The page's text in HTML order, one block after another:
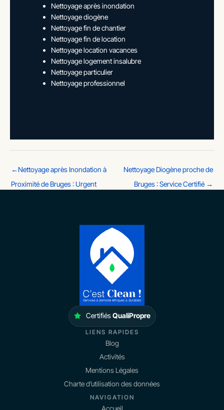
Nettoyage après inondation
Nettoyage diogène
Nettoyage fin de chantier
Nettoyage fin de location
Nettoyage location vacances
Nettoyage logement insalubre
Nettoyage particulier
Nettoyage professionnel
←Nettoyage après Inondation à
Proximité de Bruges : Urgent
Nettoyage Diogène proche de
Bruges : Service Certifié →
CertifiésQualiPropre
LIENS RAPIDES
Blog
Activités
Mentions Légales
Charte d’utilisation des données
NAVIGATION